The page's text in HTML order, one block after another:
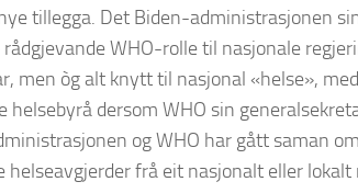
tillegga. Det Biden-administrasjonen
WHO-rolle til nasjonale
men òg alt knytt til nasjonal «helse»,
helsebyrå dersom WHO sin
og WHO har gått saman
helseavgjerder frå eit nasjonalt eller lokalt